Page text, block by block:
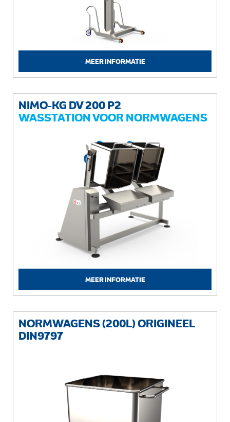
MEER INFORMATIE
NIMO-KG DV 200 P2
WASSTATION VOOR NORMWAGENS
MEER INFORMATIE
NORMWAGENS (200L) ORIGINEEL
DIN9797